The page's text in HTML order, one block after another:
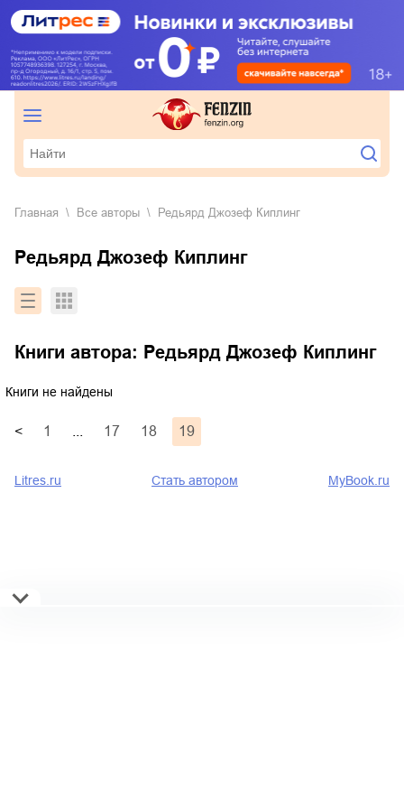
Главная Все авторы Редьярд Джозеф Киплинг
Редьярд Джозеф Киплинг
Книги автора: Редьярд Джозеф Киплинг
Книги не найдены
< 1 17 18 19
Litres.ru Стать автором MyBook.ru